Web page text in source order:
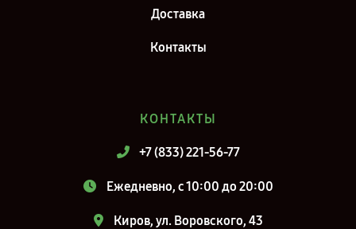
Доставка
Контакты
КОНТАКТЫ
+7 (833) 221-56-77
Ежедневно, с 10:00 до 20:00
Киров, ул. Воровского, 43